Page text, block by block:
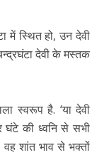
में स्थित हो, उन देवी
देवी के मस्तक
स्वरूप है. ‘या देवी
घंटे की ध्वनि से सभी
वह शांत भाव से भक्तों